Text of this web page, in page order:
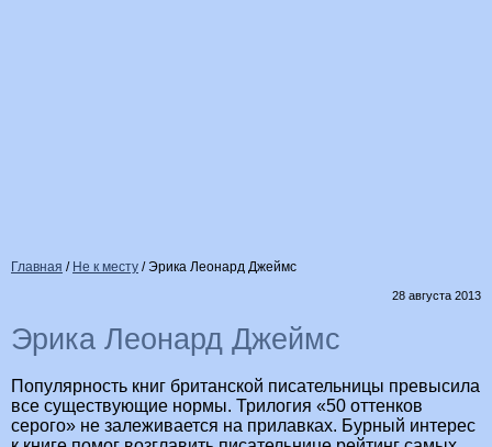
Главная / Не к месту /Эрика Леонард Джеймс
28 августа 2013
Эрика Леонард Джеймс
Популярность книг британской писательницы превысила
все существующие нормы. Трилогия «50 оттенков
серого» не залеживается на прилавках. Бурный интерес